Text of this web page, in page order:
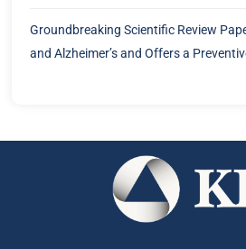
Groundbreaking Scientific Review
and Alzheimer’s and Offers a